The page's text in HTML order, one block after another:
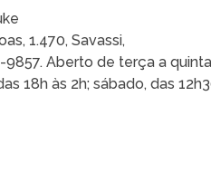
1.470, Savassi,
9857. Aberto de terça a
18h às 2h; sábado, das